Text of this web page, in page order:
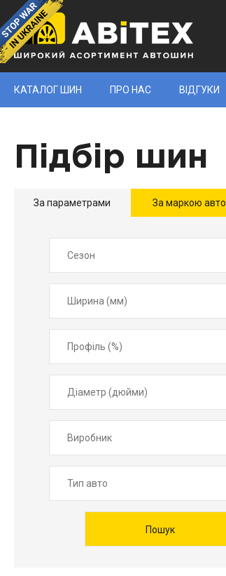
КАТАЛОГ ШИН ПРО НАС ВІДГУКИ
Підбір шин
За параметрами За маркою авто